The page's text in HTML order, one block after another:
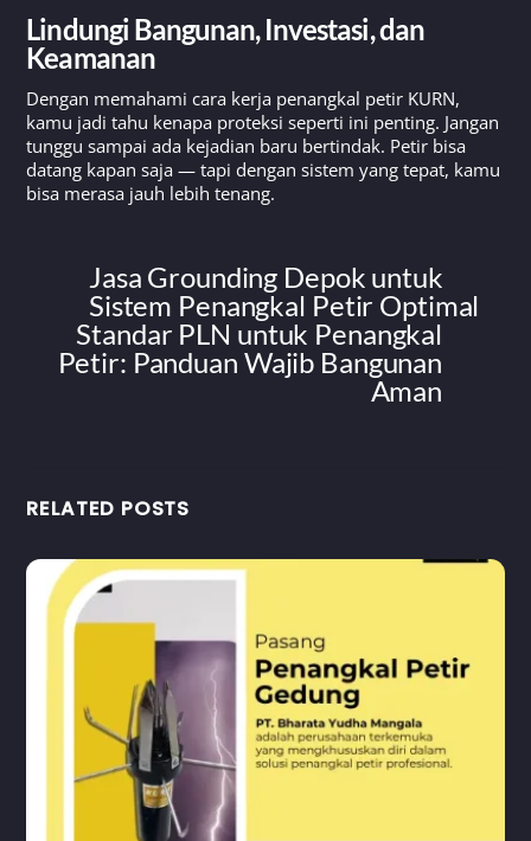
Lindungi Bangunan, Investasi, dan
Keamanan
Dengan memahami cara kerja penangkal petir KURN,
kamu jadi tahu kenapa proteksi seperti ini penting. Jangan
tunggu sampai ada kejadian baru bertindak. Petir bisa
datang kapan saja — tapi dengan sistem yang tepat, kamu
bisa merasa jauh lebih tenang.
Jasa Grounding Depok untuk
Sistem Penangkal Petir Optimal
Standar PLN untuk Penangkal
Petir: Panduan Wajib Bangunan
Aman
RELATED POSTS